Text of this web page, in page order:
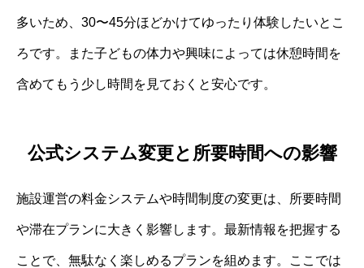
多いため、30〜45分ほどかけてゆったり体験したいとこ
ろです。また子どもの体力や興味によっては休憩時間を
含めてもう少し時間を見ておくと安心です。
公式システム変更と所要時間への影響
施設運営の料金システムや時間制度の変更は、所要時間
や滞在プランに大きく影響します。最新情報を把握する
ことで、無駄なく楽しめるプランを組めます。ここでは